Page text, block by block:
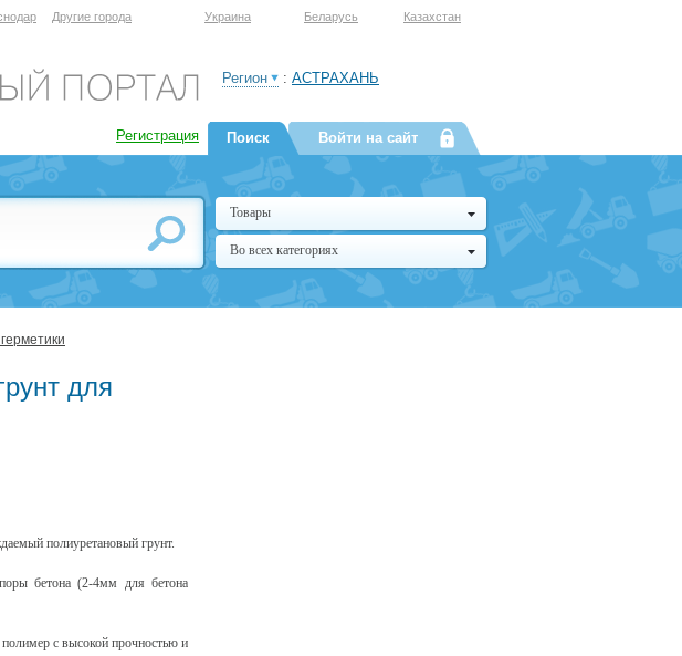
Другие города Украина Беларусь Казахстан
Регистрация
Регион : АСТРАХАНЬ
Поиск Войти на сайт
Товары
Во всех категориях
для
полиуретановый грунт.
бетона (2-4мм для бетона
полимер с высокой прочностью и